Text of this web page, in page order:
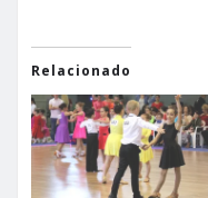
Relacionado